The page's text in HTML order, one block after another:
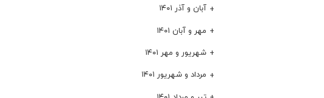
آبان و آذر ۱۴۰۱
مهر و آبان ۱۴۰۱
شهریور و مهر ۱۴۰۱
مرداد و شهریور ۱۴۰۱